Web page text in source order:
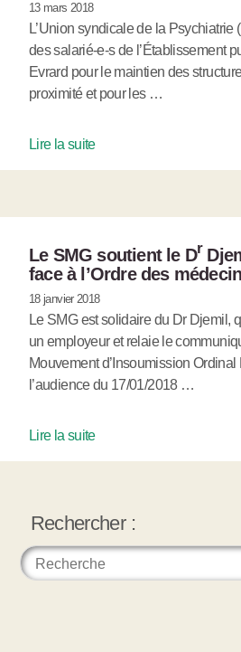
13 mars 2018
L’Union syndicale de la Psychiatrie
des salarié-e-s de l’Établissement
Evrard pour le maintien des
proximité et pour les …
Lire la suite
Le SMG soutient le Dr
face à l’Ordre des
18 janvier 2018
Le SMG est solidaire du Dr Djemil,
un employeur et relaie le
Mouvement d’Insoumission
l’audience du 17/01/2018 …
Lire la suite
Rechercher :